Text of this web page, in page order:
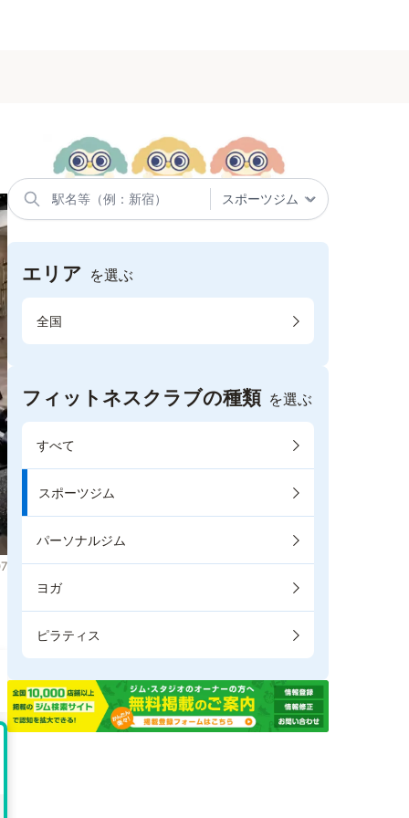
エリア を選ぶ
全国
フィットネスクラブの種類 を選ぶ
すべて
スポーツジム
パーソナルジム
ヨガ
ピラティス